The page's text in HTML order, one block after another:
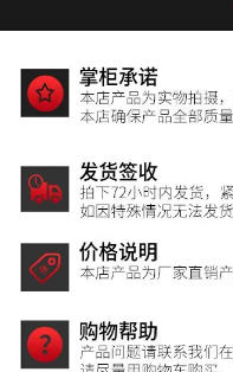
活动等情况发生变化，也可
发生变化，如用户与商家线
准，如用户在爱采购上完成
准。
抢购价：商品参与营销活动
特别提示：商品详情页中（